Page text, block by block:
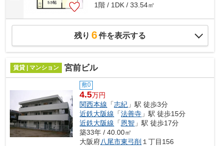
1階 / 1DK / 33.54㎡
残り 6件を表示する
賃貸 | マンション 宮前ビル
敷0
4.5万円
関西本線 「志紀 」駅 徒歩3分
近鉄大阪線 「法善寺 」駅 徒歩15分
近鉄大阪線 「恩智 」駅 徒歩17分
築33年 / 40.00㎡
大阪府八尾市東弓削 １丁目156